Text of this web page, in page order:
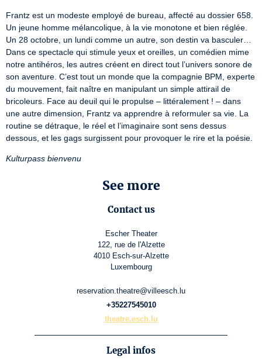
Frantz est un modeste employé de bureau, affecté au dossier 658.
Un jeune homme mélancolique, à la vie monotone et bien réglée.
Un 28 octobre, un lundi comme un autre, son destin va basculer…
Dans ce spectacle qui stimule yeux et oreilles, un comédien mime
notre antihéros, les autres créent en direct tout l’univers sonore de
son aventure. C’est tout un monde que la compagnie BPM, experte
du mouvement, fait naître en manipulant un simple attirail de
bricoleurs. Face au deuil qui le propulse – littéralement ! – dans
une autre dimension, Frantz va apprendre à reformuler sa vie. La
routine se détraque, le réel et l’imaginaire sont sens dessus
dessous, et les gags surgissent pour provoquer le rire et la poésie.
Kulturpass bienvenu
See more
Contact us
Escher Theater
122, rue de l'Alzette
4010 Esch-sur-Alzette
Luxembourg
reservation.theatre@villeesch.lu
+35227545010
theatre.esch.lu
Legal infos